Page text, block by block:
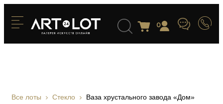
0
Все лоты Стекло Ваза хрустального завода «Дом»